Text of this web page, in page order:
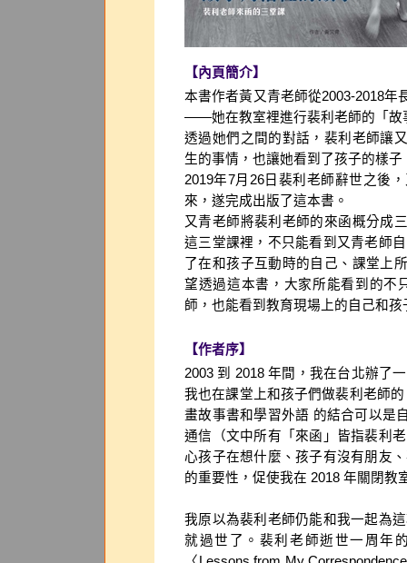
【內頁簡介】
本書作者黃又青老師從2003-2018
——她在教室裡進行裴利老師的「故
透過她們之間的對話，裴利老師讓
生的事情，也讓她看到了孩子的樣子
2019年7月26日裴利老師辭世之後
來，遂完成出版了這本書。
又青老師將裴利老師的來函概分成
這三堂課裡，不只能看到又青老師
了在和孩子互動時的自己、課堂上
望透過這本書，大家所能看到的不
師，也能看到教育現場上的自己和孩
【作者序】
2003 到 2018 年間，我在台北辦
我也在課堂上和孩子們做裴利老師
畫故事書和學習外語 的結合可以是
通信（文中所有「來函」皆指裴利
心孩子在想什麼、孩子有沒有朋友
的重要性，促使我在 2018 年關閉教
我原以為裴利老師仍能和我一起為
就過世了。裴利老師逝世一周年